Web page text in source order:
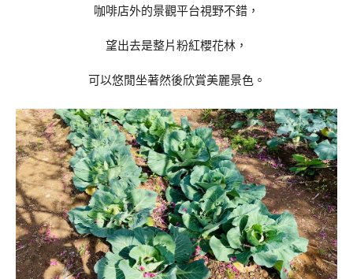
咖啡店外的景觀平台視野不錯，
望出去是整片粉紅櫻花林，
可以悠閒坐著然後欣賞美麗景色。